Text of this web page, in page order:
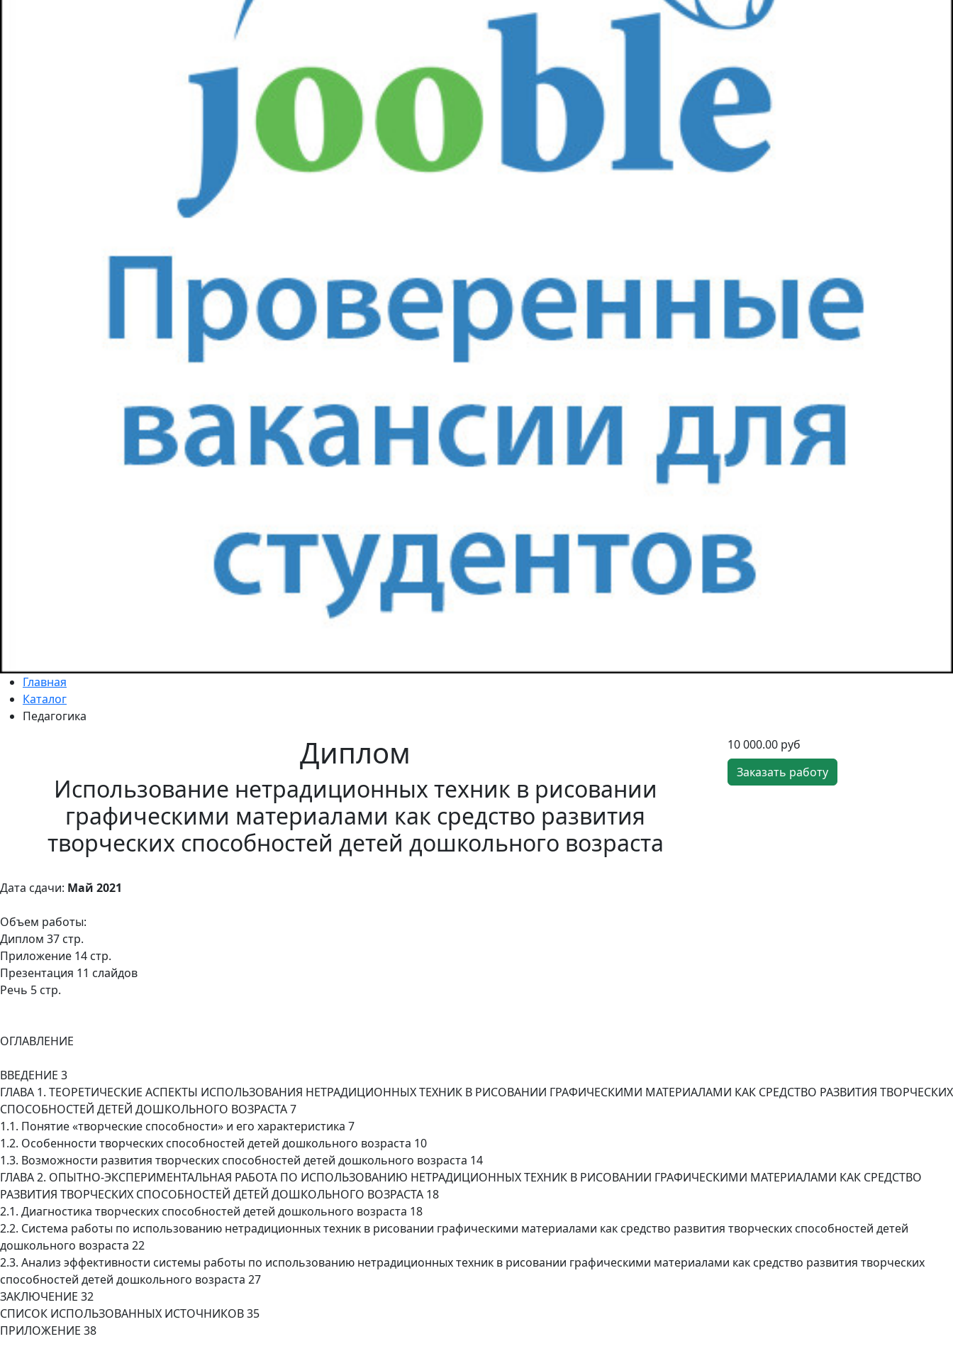
Главная
Каталог
Педагогика
Диплом
Использование нетрадиционных техник в рисовании
графическими материалами как средство развития
творческих способностей детей дошкольного возраста
10 000.00 руб
Заказать работу
Дата сдачи: Май 2021
Объем работы:
Диплом 37 стр.
Приложение 14 стр.
Презентация 11 слайдов
Речь 5 стр.
ОГЛАВЛЕНИЕ
ВВЕДЕНИЕ 3
ГЛАВА 1. ТЕОРЕТИЧЕСКИЕ АСПЕКТЫ ИСПОЛЬЗОВАНИЯ НЕТРАДИЦИОННЫХ ТЕХНИК В РИСОВАНИИ ГРАФИЧЕСКИМИ МАТЕРИАЛАМИ КАК СРЕДСТВО РАЗВИТИЯ ТВОРЧЕСКИХ
СПОСОБНОСТЕЙ ДЕТЕЙ ДОШКОЛЬНОГО ВОЗРАСТА 7
1.1. Понятие «творческие способности» и его характеристика 7
1.2. Особенности творческих способностей детей дошкольного возраста 10
1.3. Возможности развития творческих способностей детей дошкольного возраста 14
ГЛАВА 2. ОПЫТНО-ЭКСПЕРИМЕНТАЛЬНАЯ РАБОТА ПО ИСПОЛЬЗОВАНИЮ НЕТРАДИЦИОННЫХ ТЕХНИК В РИСОВАНИИ ГРАФИЧЕСКИМИ МАТЕРИАЛАМИ КАК СРЕДСТВО
РАЗВИТИЯ ТВОРЧЕСКИХ СПОСОБНОСТЕЙ ДЕТЕЙ ДОШКОЛЬНОГО ВОЗРАСТА 18
2.1. Диагностика творческих способностей детей дошкольного возраста 18
2.2. Система работы по использованию нетрадиционных техник в рисовании графическими материалами как средство развития творческих способностей детей
дошкольного возраста 22
2.3. Анализ эффективности системы работы по использованию нетрадиционных техник в рисовании графическими материалами как средство развития творческих
способностей детей дошкольного возраста 27
ЗАКЛЮЧЕНИЕ 32
СПИСОК ИСПОЛЬЗОВАННЫХ ИСТОЧНИКОВ 35
ПРИЛОЖЕНИЕ 38